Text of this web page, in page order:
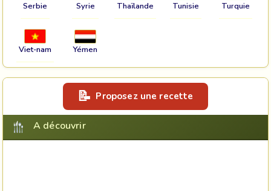
Serbie Syrie Thaïlande Tunisie Turquie
Viet-nam Yémen
Proposez une recette
A découvrir